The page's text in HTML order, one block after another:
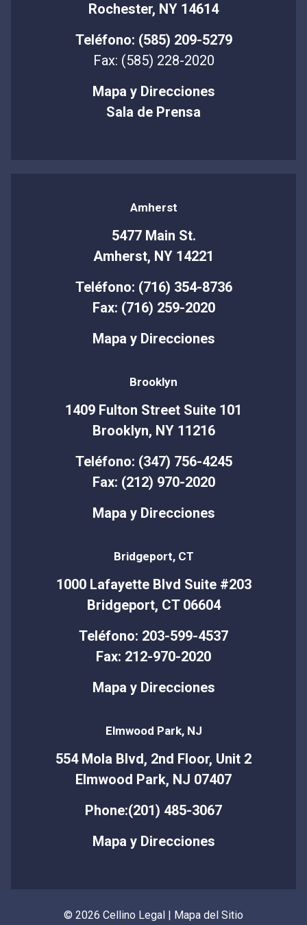
Rochester, NY 14614
Teléfono: (585) 209-5279
Fax: (585) 228-2020
Mapa y Direcciones
Sala de Prensa
Amherst
5477 Main St.
Amherst, NY 14221
Teléfono: (716) 354-8736
Fax: (716) 259-2020
Mapa y Direcciones
Brooklyn
1409 Fulton Street Suite 101
Brooklyn, NY 11216
Teléfono: (347) 756-4245
Fax: (212) 970-2020
Mapa y Direcciones
Bridgeport, CT
1000 Lafayette Blvd Suite #203
Bridgeport, CT 06604
Teléfono: 203-599-4537
Fax: 212-970-2020
Mapa y Direcciones
Elmwood Park, NJ
554 Mola Blvd, 2nd Floor, Unit 2
Elmwood Park, NJ 07407
Phone:(201) 485-3067
Mapa y Direcciones
© 2026 Cellino Legal | Mapa del Sitio